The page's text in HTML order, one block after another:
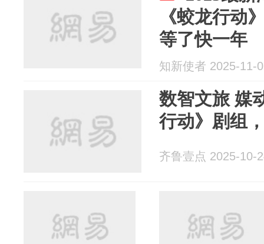
《蛟龙行动
等了快一年
知新使者 2025-11-
数智文旅 媒
行动》剧组
齐鲁壹点 2025-10-